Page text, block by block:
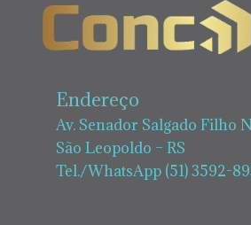
Endereço
Av. Senador Salgado Filho
São Leopoldo – RS
Tel./WhatsApp (51) 3592-